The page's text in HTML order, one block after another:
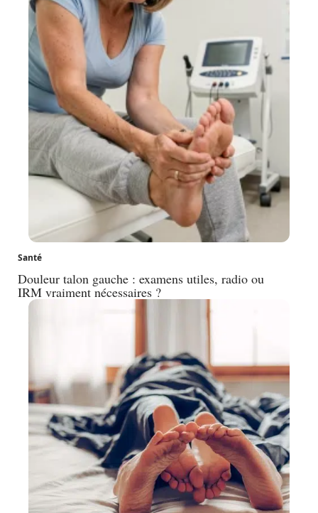
Santé
Douleur talon gauche : examens utiles, radio ou
IRM vraiment nécessaires ?